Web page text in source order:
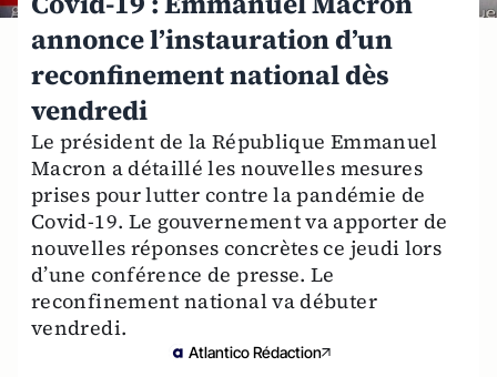
annonce l’instauration d’un
reconfinement national dès
vendredi
Le président de la République Emmanuel
Macron a détaillé les nouvelles mesures
prises pour lutter contre la pandémie de
Covid-19. Le gouvernement va apporter de
nouvelles réponses concrètes ce jeudi lors
d’une conférence de presse. Le
reconfinement national va débuter
vendredi.
Atlantico Rédaction